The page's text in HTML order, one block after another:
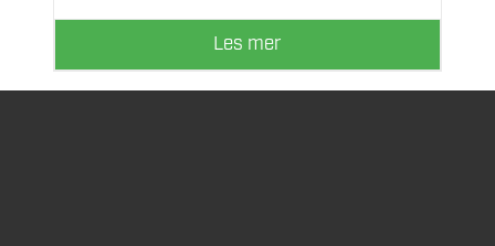
Les mer